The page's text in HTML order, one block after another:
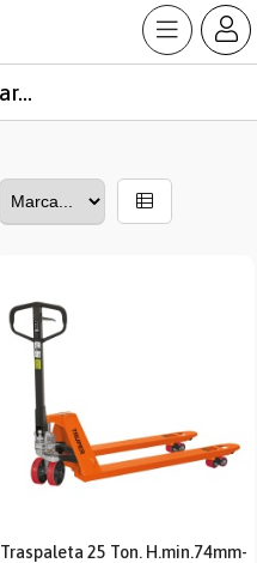
Traspaleta 25 Ton. H.min.74mm-